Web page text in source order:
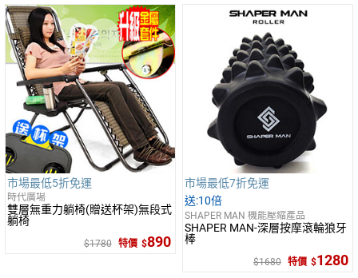
市場最低5折免運
時代廣場
雙層無重力躺椅(贈送杯架)無段式
躺椅
1780 特價 890
市場最低7折免運
10倍
SHAPER MAN 機能壓縮產品
SHAPER MAN-深層按摩滾輪狼牙
棒
1680 特價 1280